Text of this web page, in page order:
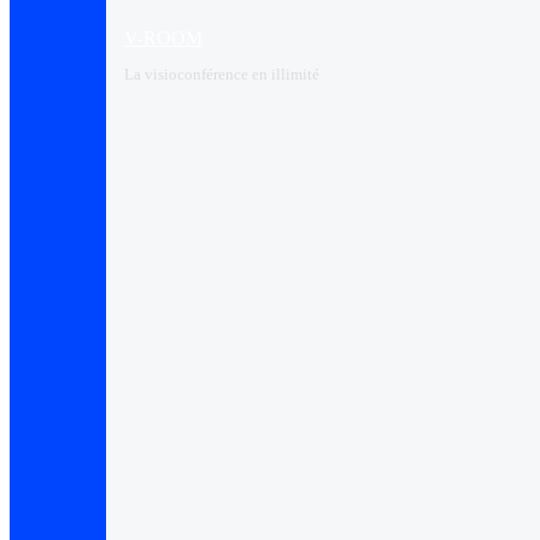
La visioconférence en illimité